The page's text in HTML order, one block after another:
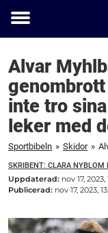
Toggle
Alvar
inte tro
leker med
Sportbibeln » Skidor »
SKRIBENT: CLARA NYBLOM
Uppdaterad: nov 17, 2023,
Publicerad: nov 17, 2023,